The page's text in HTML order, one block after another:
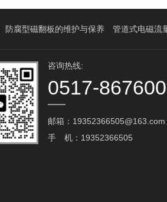
防腐型磁翻板的维护与保养 管道式电磁流
咨询热线:
0517-
邮箱：19352366505@163.com‬
手 机：19352366505